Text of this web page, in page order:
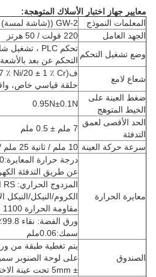
معايير جهاز اختبار الأسلاك المتوهجة:
المعلمات النموذج
GW-2 ((شاشة لمسة)
الجهد العامل
220 فولت / 50 هرتز
وضع تشغيل التحكم
التحكم عن بعد
شعاع لامع
حلقة قياسي خاص،
ضغط العينة على
الخيط المتوهج
0.95N±0.1N
الحد الأقصى لعمق
التدفئة
سرعة حركة العينة
10 ملم / ثانية 25 ملم / ثانية
معايرة الحرارة
عن طريق التدفئة
مقاومة الحرارة 1100 °
سمك:0.06ملم
الصندوق
± 5mm تحت عينة الاختبار